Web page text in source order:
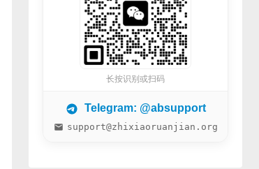
长按识别或扫码
Telegram: @absupport
support@zhixiaoruanjian.org